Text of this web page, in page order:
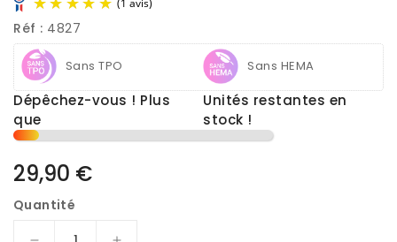
(1 avis)
Réf : 4827
Sans TPO Sans HEMA
Dépêchez-vous ! Plus
que
Unités restantes en
stock !
Prix
habituel
29,90 €
Quantité